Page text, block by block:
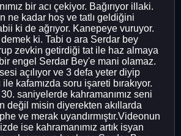
bir acı çekiyor. Bağırıyor illaki.
ne kadar hoş ve tatlı geldiğini
ki de ağrıyor. Kanepeye vuruyor.
demek ki. Tabi o ara Serdar bey
zevkin getirdiği tat ile haz almaya
engel Serdar Bey'e mani olamaz.
sesi açılıyor ve 3 defa yeter diyip
kafamızda soru işareti bırakıyor.
saniyelerde kahramanımız seni
değil misin diyerekten akıllarda
ve merak uyandırmıştır.Videonun
ise kahramanımız artık isyan